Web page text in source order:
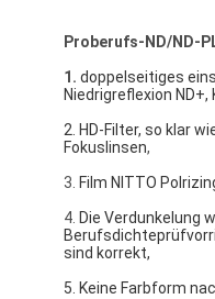
Proberufs-ND/ND-
1. doppelseitiges
Niedrigreflexion
2. HD-Filter, so klar
Fokuslinsen,
3. Film NITTO
4. Die Verdunkelung
sind korrekt,
5. Keine Farbform